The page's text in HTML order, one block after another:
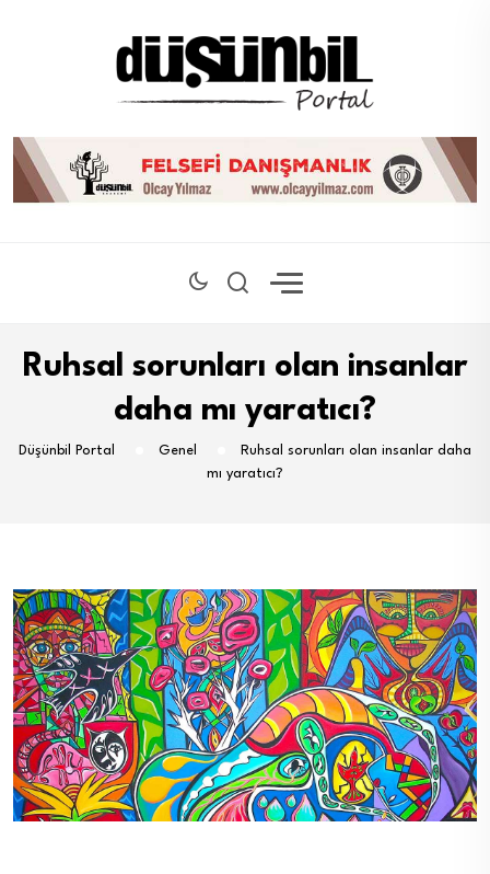
Ruhsal sorunları olan insanlar
daha mı yaratıcı?
Düşünbil Portal Genel
Ruhsal sorunları olan insanlar daha
mı yaratıcı?